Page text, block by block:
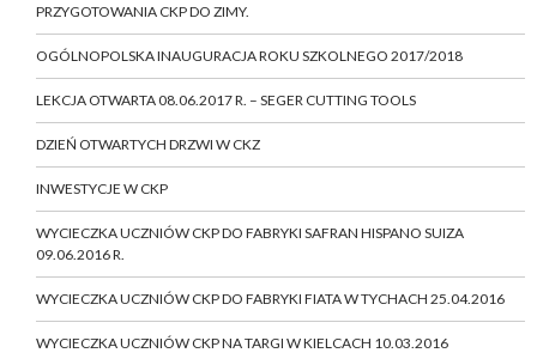
PRZYGOTOWANIA CKP DO ZIMY.
OGÓLNOPOLSKA INAUGURACJA ROKU SZKOLNEGO 2017/2018
LEKCJA OTWARTA 08.06.2017 R. – SEGER CUTTING TOOLS
DZIEŃ OTWARTYCH DRZWI W CKZ
INWESTYCJE W CKP
WYCIECZKA UCZNIÓW CKP DO FABRYKI SAFRAN HISPANO SUIZA
09.06.2016 R.
WYCIECZKA UCZNIÓW CKP DO FABRYKI FIATA W TYCHACH 25.04.2016
WYCIECZKA UCZNIÓW CKP NA TARGI W KIELCACH 10.03.2016